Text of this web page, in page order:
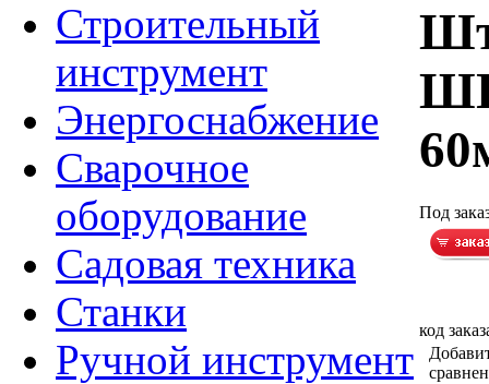
Строительный
инструмент
Энергоснабжение
Сварочное
оборудование
Садовая техника
Станки
Ручной инструмент
Под
код